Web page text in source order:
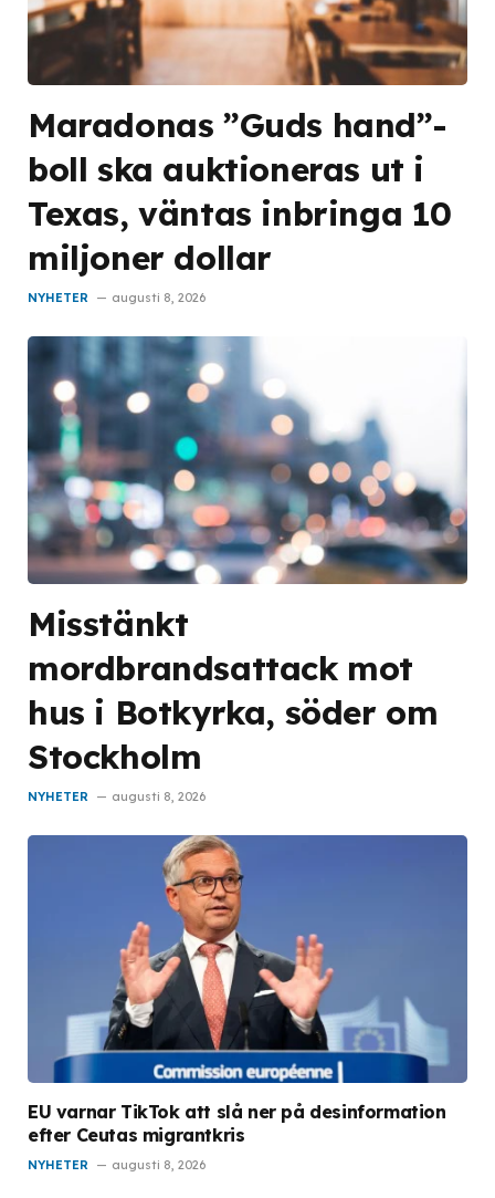
Maradonas ”Guds hand”-
boll ska auktioneras ut i
Texas, väntas inbringa 10
miljoner dollar
NYHETER augusti 8, 2026
Misstänkt
mordbrandsattack mot
hus i Botkyrka, söder om
Stockholm
NYHETER augusti 8, 2026
EU varnar TikTok att slå ner på desinformation
efter Ceutas migrantkris
NYHETER augusti 8, 2026